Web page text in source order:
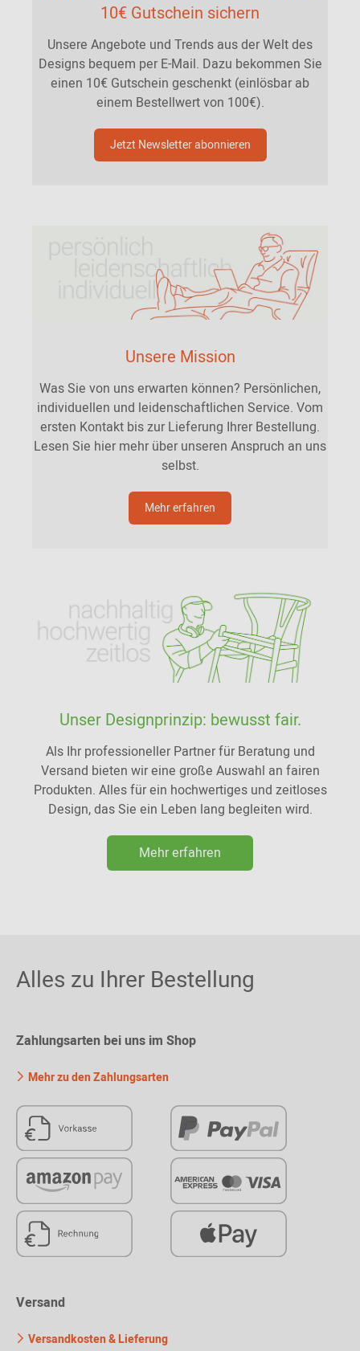
10€ Gutschein sichern
Unsere Angebote und Trends aus der Welt des
Designs bequem per E-Mail. Dazu bekommen Sie
einen 10€ Gutschein geschenkt (einlösbar ab
einem Bestellwert von 100€).
Jetzt Newsletter abonnieren
Unsere Mission
Was Sie von uns erwarten können? Persönlichen,
individuellen und leidenschaftlichen Service. Vom
ersten Kontakt bis zur Lieferung Ihrer Bestellung.
Lesen Sie hier mehr über unseren Anspruch an uns
selbst.
Mehr erfahren
Unser Designprinzip: bewusst fair.
Als Ihr professioneller Partner für Beratung und
Versand bieten wir eine große Auswahl an fairen
Produkten. Alles für ein hochwertiges und zeitloses
Design, das Sie ein Leben lang begleiten wird.
Mehr erfahren
Alles zu Ihrer Bestellung
Zahlungsarten bei uns im Shop
Mehr zu den Zahlungsarten
Versand
Versandkosten & Lieferung